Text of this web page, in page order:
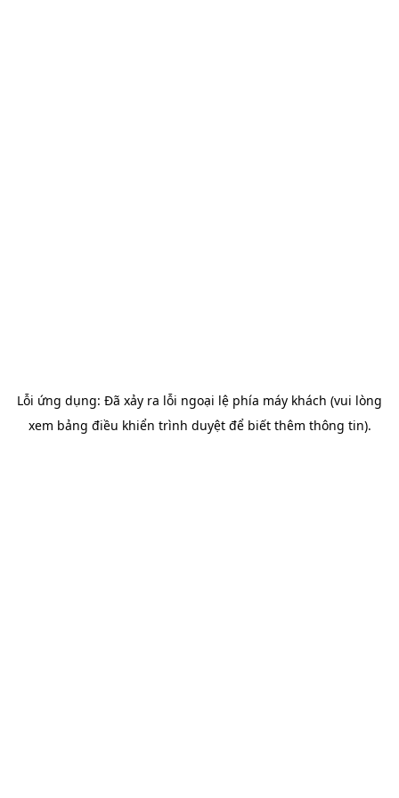
Lỗi ứng dụng: Đã xảy ra lỗi ngoại lệ phía máy khách (vui lòng
xem bảng điều khiển trình duyệt để biết thêm thông tin).